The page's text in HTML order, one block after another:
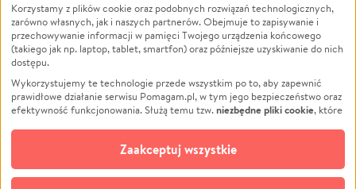
Zwierzęta
Pożar
Ukraina
Pomoc Finansowa
Projekty
Pogrzeb
Społeczność lokalna
Kultura
Powódź
Wichura
NGO
Edukacja
Podróż
Impreza
Ochrona środowiska
Biznes
Korzystamy z plików cookie oraz podobnych rozwiązań technologicznych,
zarówno własnych, jak i naszych partnerów. Obejmuje to zapisywanie i
przechowywanie informacji w pamięci Twojego urządzenia końcowego
(takiego jak np. laptop, tablet, smartfon) oraz późniejsze uzyskiwanie do nich
dostępu.
Wykorzystujemy te technologie przede wszystkim po to, aby zapewnić
prawidłowe działanie serwisu Pomagam.pl, w tym jego bezpieczeństwo oraz
efektywność funkcjonowania. Służą temu tzw.niezbędne pliki cookie, które
opcjonalnych plików cookie
technologii do celów analitycznych i retargetingowych. Możesz wyrazić
zgodę na ich stosowanie lub jej odmówić. W dowolnym momencie masz
możliwość zmiany swoich preferencji na stronie „Zarządzaj zgodami cookie”,
Zaakceptuj wszystkie